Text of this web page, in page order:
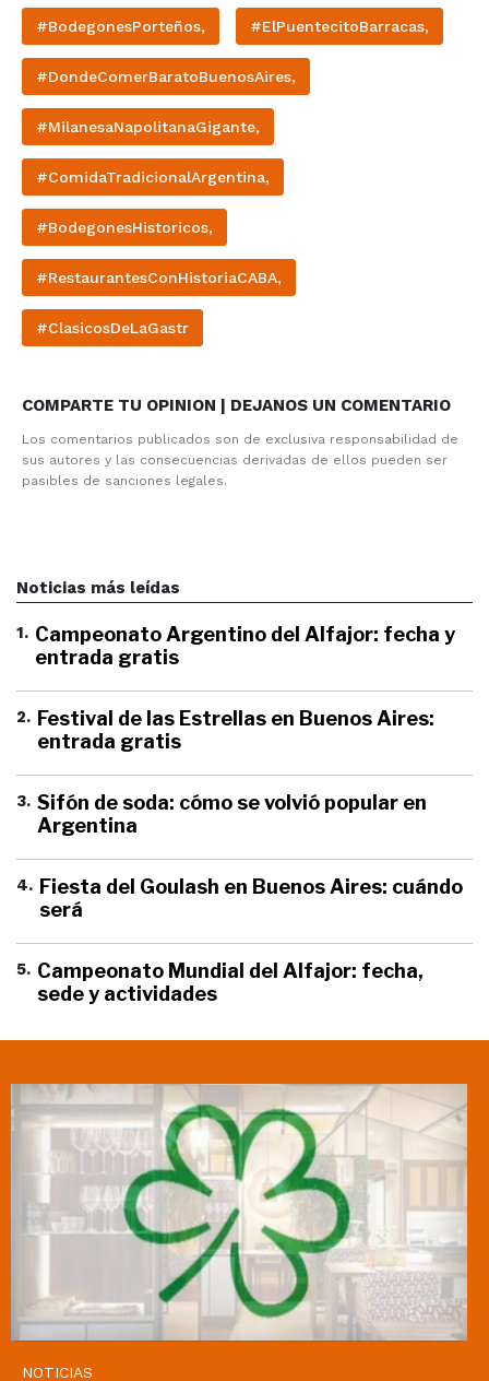
#BodegonesPorteños, #ElPuentecitoBarracas,
#DondeComerBaratoBuenosAires,
#MilanesaNapolitanaGigante,
#ComidaTradicionalArgentina,
#BodegonesHistoricos,
#RestaurantesConHistoriaCABA,
#ClasicosDeLaGastr
COMPARTE TU OPINION | DEJANOS UN COMENTARIO
Los comentarios publicados son de exclusiva responsabilidad de
sus autores y las consecuencias derivadas de ellos pueden ser
pasibles de sanciones legales.
Noticias más leídas
1. Campeonato Argentino del Alfajor: fecha y
entrada gratis
2. Festival de las Estrellas en Buenos Aires:
entrada gratis
3. Sifón de soda: cómo se volvió popular en
Argentina
4. Fiesta del Goulash en Buenos Aires: cuándo
será
5. Campeonato Mundial del Alfajor: fecha,
sede y actividades
NOTICIAS